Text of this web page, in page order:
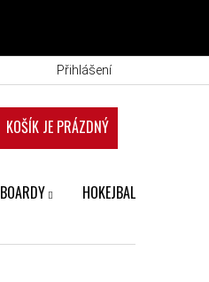
Přihlášení
NÁKUPNÍ KOŠÍK
BOARDY HOKEJBAL